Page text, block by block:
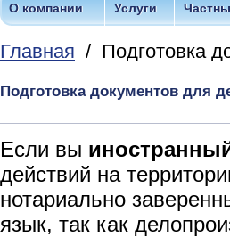
О компании Услуги
Главная / Подготовка
Подготовка документов для
Если вы
действий на
нотариально
язык, так как